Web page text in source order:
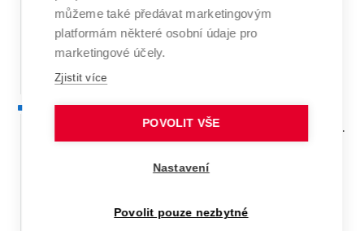
Technoogy. VUT v Brně, 2020.p. 135.
Stať ve sborníku mimo WoS a Scopus
Detail
2019
VESELKOVA, I.; JAHN, M.; SEDLAŘÍKOVÁ, M.; VONDRÁK, J.
An Influence of Cross-linking Agent on Electrochemical
Properties of Gel Polymer Electrolytes. In
můžeme také předávat marketingovým
platformám některé osobní údaje pro
marketingové účely.
Zjistit více
POVOLIT VŠE
Nastavení
Povolit pouze nezbytné